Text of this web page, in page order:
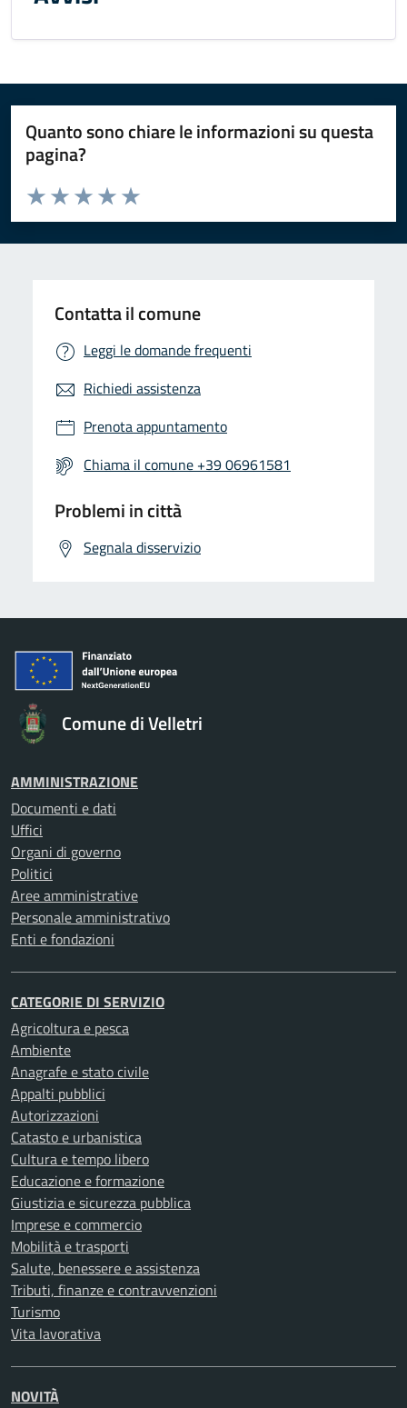
Quanto sono chiare le informazioni su questa
pagina?
Valuta da 1 a 5 stelle la pagina
Valuta 5 stelle su 5
Valuta 4 stelle su 5
Valuta 3 stelle su 5
Valuta 2 stelle su 5
Valuta 1 stelle su 5
Contatta il comune
Leggi le domande frequenti
Richiedi assistenza
Prenota appuntamento
Chiama il comune +39 06961581
Problemi in città
Segnala disservizio
Comune di Velletri
AMMINISTRAZIONE
Documenti e dati
Uffici
Organi di governo
Politici
Aree amministrative
Personale amministrativo
Enti e fondazioni
CATEGORIE DI SERVIZIO
Agricoltura e pesca
Ambiente
Anagrafe e stato civile
Appalti pubblici
Autorizzazioni
Catasto e urbanistica
Cultura e tempo libero
Educazione e formazione
Giustizia e sicurezza pubblica
Imprese e commercio
Mobilità e trasporti
Salute, benessere e assistenza
Tributi, finanze e contravvenzioni
Turismo
Vita lavorativa
NOVITÀ